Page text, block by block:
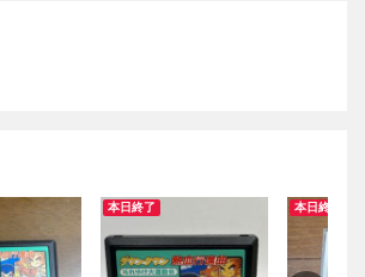
本日終了 本日終了